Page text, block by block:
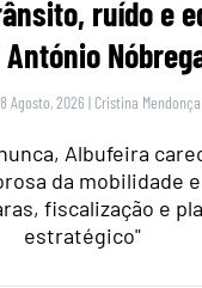
ruído e
António
Agosto, 2026 | Cristina Mendonça
Albufeira
da mobilidade
fiscalização e
estratégico"